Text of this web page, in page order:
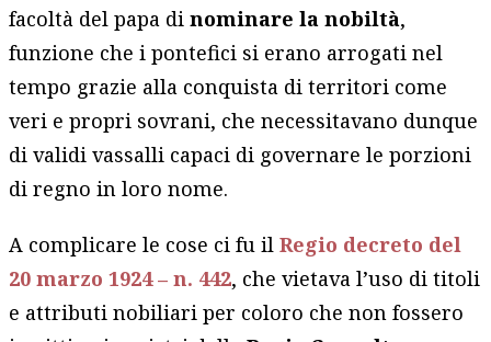
facoltà del papa dinominare la nobiltà,
funzione che i pontefici si erano arrogati nel
tempo grazie alla conquista di territori come
veri e propri sovrani, che necessitavano dunque
di validi vassalli capaci di governare le porzioni
di regno in loro nome.
A complicare le cose ci fu ilRegio decreto del
20 marzo 1924 – n. 442, che vietava l’uso di titoli
e attributi nobiliari per coloro che non fossero